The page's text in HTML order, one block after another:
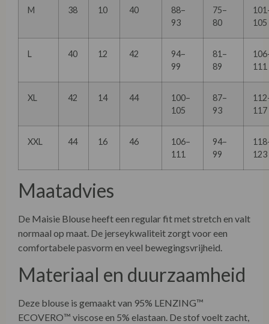
M 38 10 40
88–
93
75–
80
105
L 40 12 42
94–
99
81–
89
111
XL 42 14 44
100–
105
87–
93
117
XXL 44 16 46
106–
111
94–
99
123
Maatadvies
De Maisie Blouse heeft een regular fit met stretch en valt
normaal op maat. De jerseykwaliteit zorgt voor een
comfortabele pasvorm en veel bewegingsvrijheid.
Materiaal en duurzaamheid
Deze blouse is gemaakt van 95% LENZING™
ECOVERO™ viscose en 5% elastaan. De stof voelt zacht,